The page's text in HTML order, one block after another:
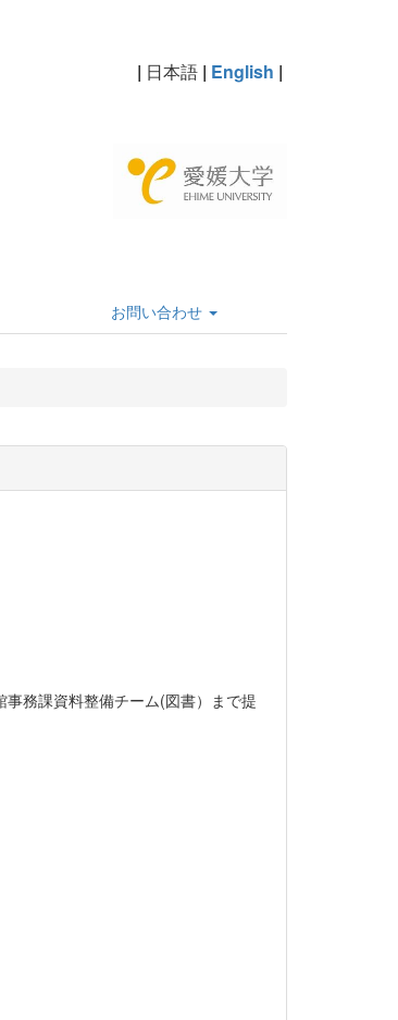
| 日本語 | English |
お問い合わせ
務課資料整備チーム(図書）まで提